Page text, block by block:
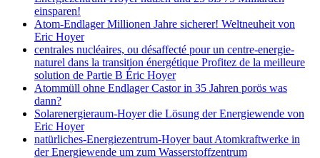
einsparen!
Atom-Endlager Millionen Jahre sicherer! Weltneuheit von
Eric Hoyer
centrales nucléaires, ou désaffecté pour un centre-energie-
naturel dans la transition énergétique Profitez de la meilleure
solution de Partie B Éric Hoyer
Atommüll ohne Endlager Castor in 35 Jahren porös was
dann?
Solarenergieraum-Hoyer die Lösung der Energiewende von
Eric Hoyer
natürliches-Energiezentrum-Hoyer baut Atomkraftwerke in
der Energiewende um zum Wasserstoffzentrum